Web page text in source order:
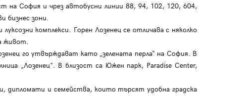
на София и чрез автобусни линии 88, 94, 102, 120, 604,
бизнес зони.
комплекси. Горен Лозенец се отличава с няколко
живот.
го утвърждават като „зелената перла“ на София. В
„Лозенец". В близост са Южен парк, Paradise Center,
дипломати и семейства, които търсят удобна градска